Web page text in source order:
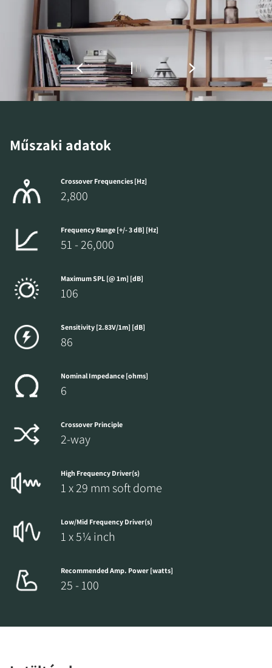
Műszaki adatok
Crossover Frequencies [Hz]
2,800
Frequency Range [+/- 3 dB] [Hz]
51 - 26,000
Maximum SPL [@ 1m] [dB]
106
Sensitivity [2.83V/1m] [dB]
86
Nominal Impedance [ohms]
6
Crossover Principle
2-way
High Frequency Driver(s)
1 x 29 mm soft dome
Low/Mid Frequency Driver(s)
1 x 5¼ inch
Recommended Amp. Power [watts]
25 - 100
Töltse ki az űrlapot, hogy azonnal
hozzáférhessen a webhelyen található összes
zárolt letöltési fájlhoz.